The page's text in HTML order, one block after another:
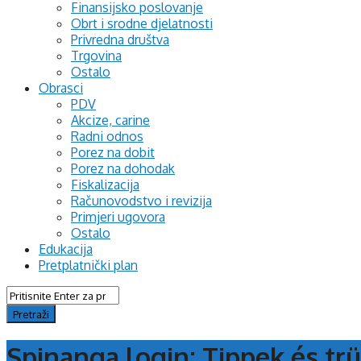
Finansijsko poslovanje
Obrt i srodne djelatnosti
Privredna društva
Trgovina
Ostalo
Obrasci
PDV
Akcize, carine
Radni odnos
Porez na dobit
Porez na dohodak
Fiskalizacija
Računovodstvo i revizija
Primjeri ugovora
Ostalo
Edukacija
Pretplatnički plan